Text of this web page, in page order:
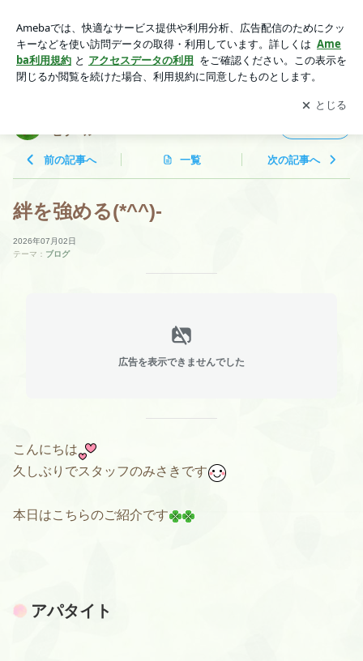
のヒラールアプリをダウンロードして ブログの更新通知
を受け取りまし
ょう。
開く
ヒラール
前の記事へ 一覧 次の記事へ
絆を強める(*^^)‐
2026年07月02日
テーマ： ブログ
広告を表示できませんでした
こんにちは
久しぶりでスタッフのみさきです
本日はこちらのご紹介です
アパタイト